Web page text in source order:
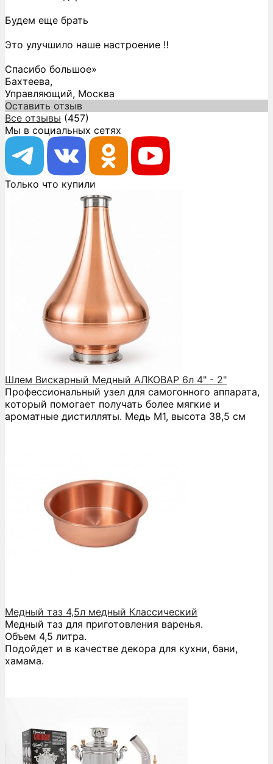
Будем еще брать
Это улучшило наше настроение ‼️
Спасибо большое»
Бахтеева,
Управляющий, Москва
Оставить отзыв
Все отзывы (457)
Мы в социальных сетях
Только что купили
Шлем Вискарный Медный АЛКОВАР 6л 4" - 2"
Профессиональный узел для самогонного аппарата,
который помогает получать более мягкие и
ароматные дистилляты. Медь М1, высота 38,5 см
Медный таз 4,5л медный Классический
Медный таз для приготовления варенья.
Объем 4,5 литра.
Подойдет и в качестве декора для кухни, бани,
хамама.